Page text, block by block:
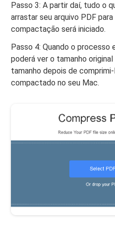
Passo 3: A partir daí, tudo o
arrastar seu arquivo PDF
compactação será iniciado.
Passo 4: Quando o
poderá ver o tamanho
tamanho depois de
compactado no seu Mac.